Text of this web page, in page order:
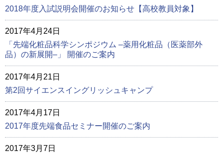
2018年度入試説明会開催のお知らせ【高校教員対象】
2017年4月24日
「先端化粧品科学シンポジウム –薬用化粧品（医薬部外
品）の新展開–」 開催のご案内
2017年4月21日
第2回サイエンスイングリッシュキャンプ
2017年4月17日
2017年度先端食品セミナー開催のご案内
2017年3月7日